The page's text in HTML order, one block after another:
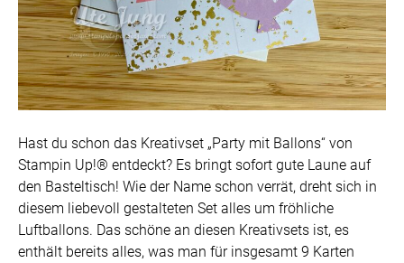
Hast du schon das Kreativset „Party mit Ballons“ von
Stampin Up!® entdeckt? Es bringt sofort gute Laune auf
den Basteltisch! Wie der Name schon verrät, dreht sich in
diesem liebevoll gestalteten Set alles um fröhliche
Luftballons. Das schöne an diesen Kreativsets ist, es
enthält bereits alles, was man für insgesamt 9 Karten